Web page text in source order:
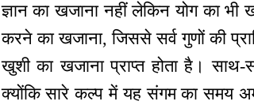
ज्ञान का खजाना नहीं लेकिन योग का भी
करने का खजाना, जिससे सर्व गुणों की
खुशी का खजाना प्राप्त होता है।
क्योंकि सारे कल्प में यह संगम का समय